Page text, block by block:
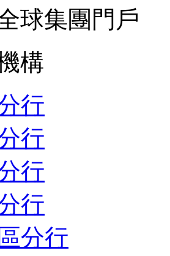
球集團門戶
構
行
行
行
行
分行